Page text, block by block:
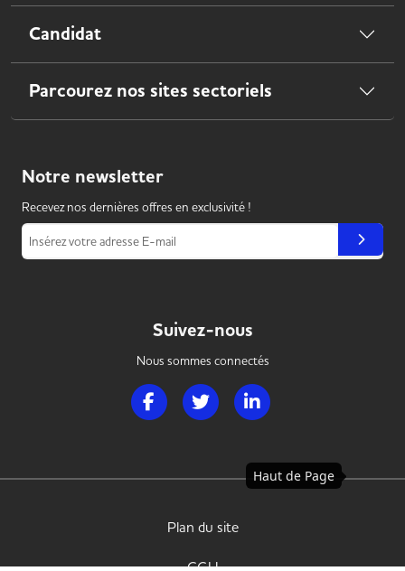
Candidat
Parcourez nos sites sectoriels
Notre newsletter
Recevez nos dernières offres en exclusivité !
Insérez votre adresse E-mail
Suivez-nous
Nous sommes connectés
Page Facebook de Handi Hotellerie
Page Twitter de Handi Hotellerie
Plan du site
CGU
Haut de Page